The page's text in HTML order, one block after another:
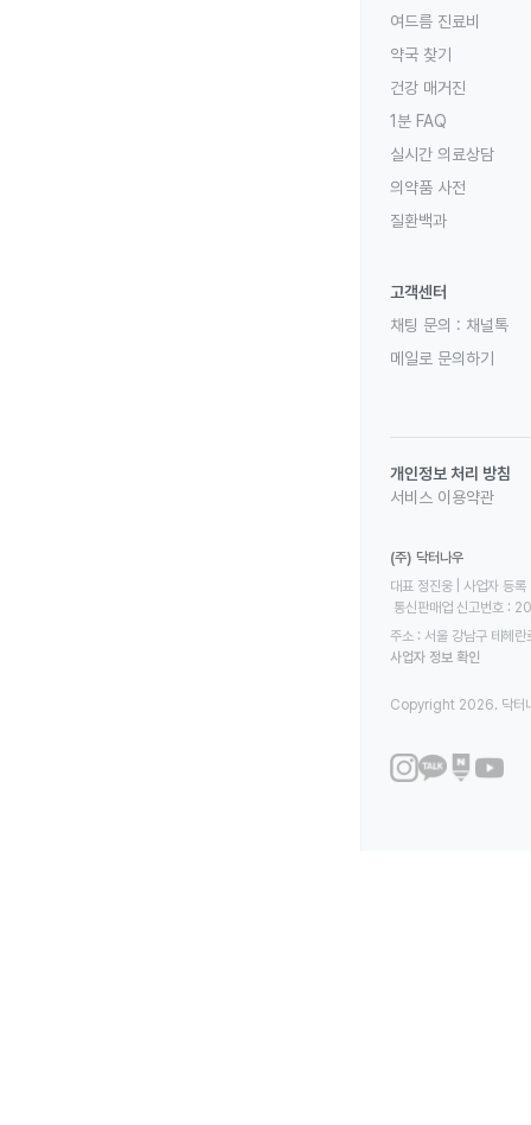
여드름 진료비
약국 찾기
건강 매거진
1분 FAQ
실시간 의료상담
의약품 사전
질환백과
고객센터
채팅 문의 : 채널톡
메일로 문의하기
개인정보 처리 방침
서비스 이용약관
(주) 닥터나우
대표 정진웅 | 사업자
통신판매업 신고번호
주소 : 서울 강남구 테헤
사업자 정보 확인
Copyright 2026. 닥터